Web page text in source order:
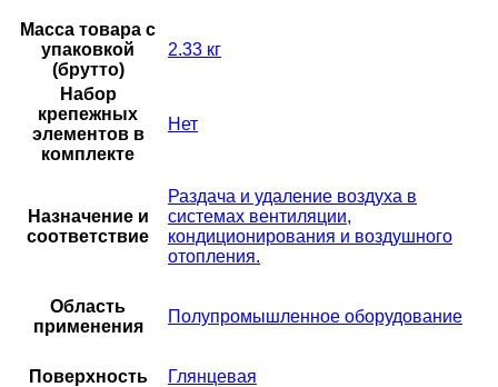
Масса товара с
упаковкой
(брутто)
2.33 кг
Набор
крепежных
элементов в
комплекте
Нет
Назначение и
соответствие
Раздача и удаление воздуха в
системах вентиляции,
кондиционирования и воздушного
отопления.
Область
применения
Полупромышленное оборудование
Поверхность Глянцевая